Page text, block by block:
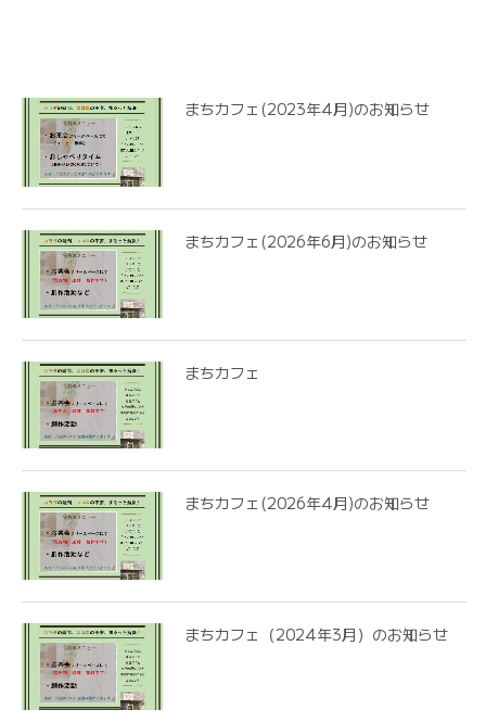
まちカフェ(2023年4月)のお知らせ
まちカフェ(2026年6月)のお知らせ
まちカフェ
まちカフェ(2026年4月)のお知らせ
まちカフェ（2024年3月）のお知らせ